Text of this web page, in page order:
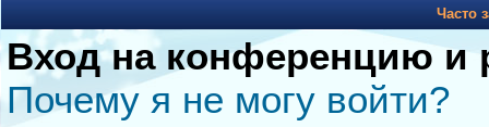
Часто
Вход на конференцию и
Почему я не могу войти?